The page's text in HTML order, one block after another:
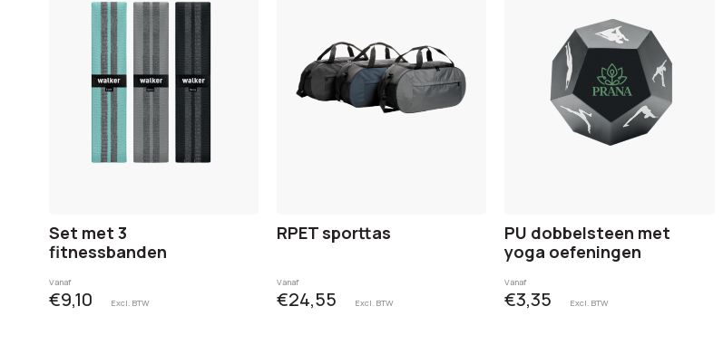
Set met 3
fitnessbanden
Vanaf
€9,10 Excl. BTW
RPET sporttas
Vanaf
€24,55 Excl. BTW
PU dobbelsteen met
yoga oefeningen
Vanaf
€3,35 Excl. BTW